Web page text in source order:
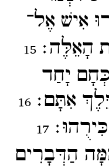
אִישׁ אֶל־​
הָאֵלֶּה׃15
יָחַד
אִתָּם׃16
17
הַדְּבָרִים